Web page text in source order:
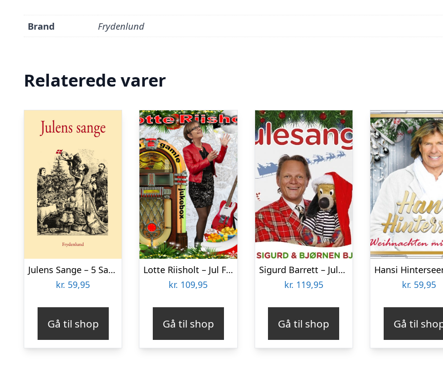
Brand Frydenlund
Relaterede varer
Julens Sange – 5 Sanghæfter Til Jul – Bog
kr. 59,95
Gå til shop
Lotte Riisholt – Jul Fra Den Gamle Jukebox – CD
kr. 109,95
Gå til shop
Sigurd Barrett – Julesange Med Sigurd Og Bjørnen Bjørn – CD
kr. 119,95
Gå til shop
kr. 59,95
Gå til